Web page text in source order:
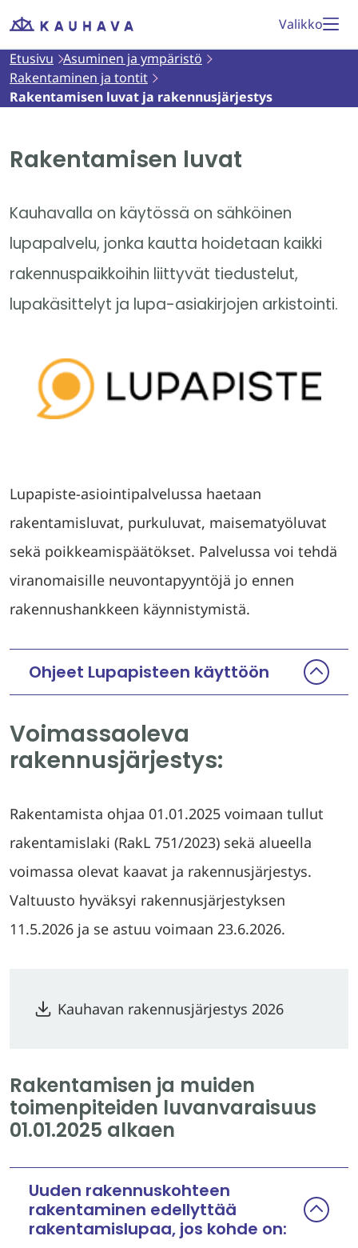
Siirry
Etusivu
Valikko
Etusivu Asuminen ja ympäristö
Rakentaminen ja tontit
Rakentamisen luvat ja rakennusjärjestys
Rakentamisen luvat
Kauhavalla on käytössä on sähköinen
lupapalvelu, jonka kautta hoidetaan kaikki
rakennuspaikkoihin liittyvät tiedustelut,
lupakäsittelyt ja lupa-asiakirjojen arkistointi.
i
i
r
r
y
o
s
e
n
p
a
l
l
n
Lupapiste-asiointipalvelussa haetaan
rakentamisluvat, purkuluvat, maisematyöluvat
sekä poikkeamispäätökset. Palvelussa voi tehdä
viranomaisille neuvontapyyntöjä jo ennen
rakennushankkeen käynnistymistä.
Ohjeet Lupapisteen käyttöön
Voimassaoleva
rakennusjärjestys:
Rakentamista ohjaa 01.01.2025 voimaan tullut
rakentamislaki (RakL 751/2023) sekä alueella
voimassa olevat kaavat ja rakennusjärjestys.
Valtuusto hyväksyi rakennusjärjestyksen
11.5.2026 ja se astuu voimaan 23.6.2026.
Kauhavan rakennusjärjestys 2026
Rakentamisen ja muiden
toimenpiteiden luvanvaraisuus
01.01.2025 alkaen
Uuden rakennuskohteen
rakentaminen edellyttää
rakentamislupaa, jos kohde on: